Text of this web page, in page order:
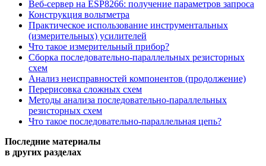
Веб-сервер на ESP8266: получение параметров запроса
Конструкция вольтметра
Практическое использование инструментальных
(измерительных) усилителей
Что такое измерительный прибор?
Сборка последовательно-параллельных резисторных
схем
Анализ неисправностей компонентов (продолжение)
Перерисовка сложных схем
Методы анализа последовательно-параллельных
резисторных схем
Что такое последовательно-параллельная цепь?
Последние материалы
в других разделах